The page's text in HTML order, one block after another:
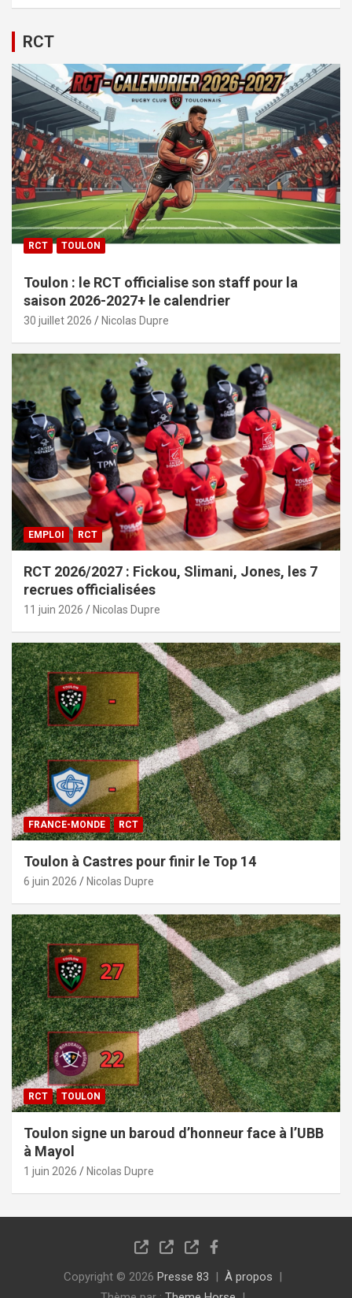
RCT
RCT TOULON
Toulon : le RCT officialise son staff pour la
saison 2026-2027+ le calendrier
30 juillet 2026 Nicolas Dupre
EMPLOI RCT
RCT 2026/2027 : Fickou, Slimani, Jones, les 7
recrues officialisées
11 juin 2026 Nicolas Dupre
FRANCE-MONDE RCT
Toulon à Castres pour finir le Top 14
6 juin 2026 Nicolas Dupre
RCT TOULON
Toulon signe un baroud d’honneur face à l’UBB
à Mayol
1 juin 2026 Nicolas Dupre
Copyright © 2026 Presse 83
À propos